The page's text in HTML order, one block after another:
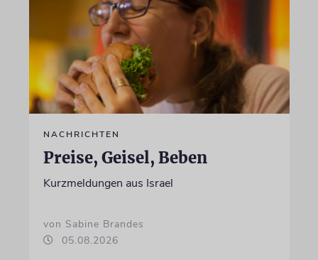
NACHRICHTEN
Preise, Geisel, Beben
Kurzmeldungen aus Israel
von Sabine Brandes
05.08.2026